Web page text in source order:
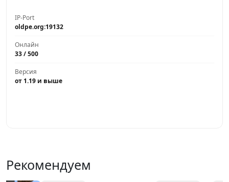
IP-Port
oldpe.org:19132
Онлайн
33 / 500
Версия
от 1.19 и выше
Рекомендуем